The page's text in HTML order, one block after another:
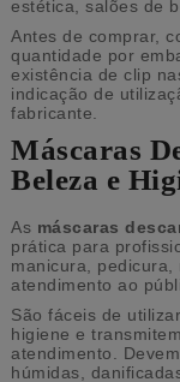
estética, salões de
Antes de comprar,
quantidade por
existência de clip
indicação de
fabricante.
Máscaras
Beleza e
As máscaras
prática para
manicura, pedicura,
atendimento ao
São fáceis de
higiene e
atendimento.
húmidas,